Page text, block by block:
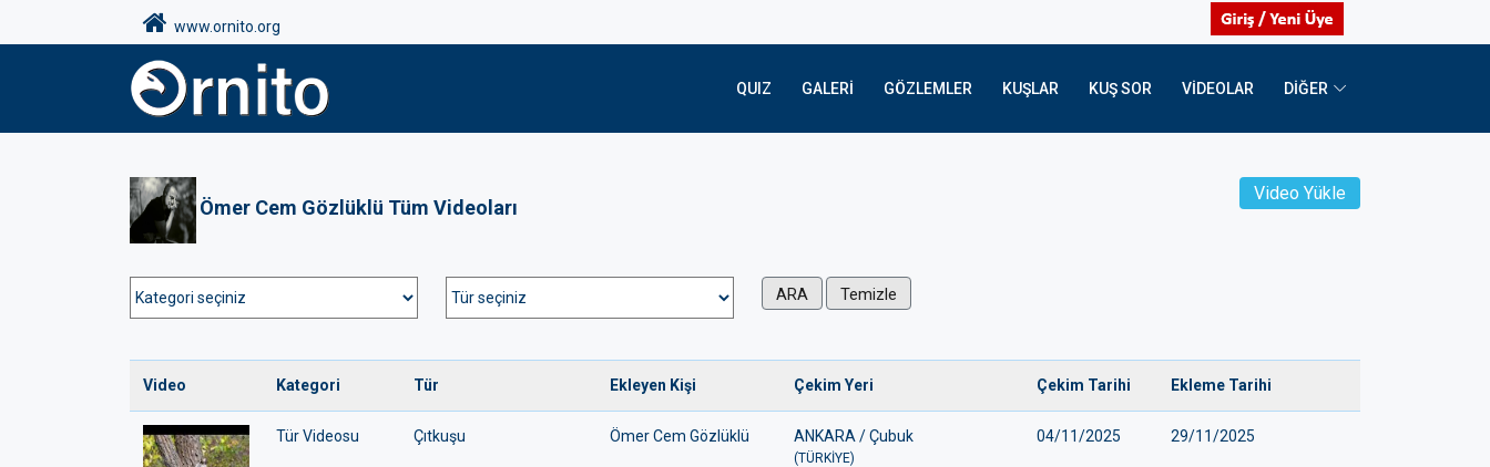
www.ornito.org
QUIZ GALERI GÖZLEMLER KUŞLAR KUŞ SOR VIDEOLAR DİĞER
Ömer Cem Gözlüklü Tüm Videoları
Video Yükle
ARA Temizle
Video Kategori Tür Ekleyen Kişi Çekim Yeri Çekim Tarihi Ekleme Tarihi
Tür Videosu Çıtkuşu Ömer Cem Gözlüklü ANKARA / Çubuk
(TÜRKİYE)
04/11/2025 29/11/2025